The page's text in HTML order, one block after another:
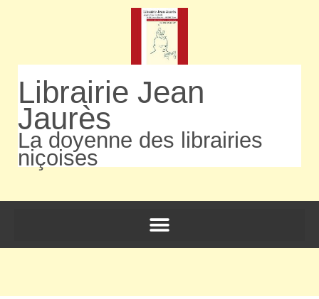
Librairie Jean
Jaurès
La doyenne des librairies
niçoises